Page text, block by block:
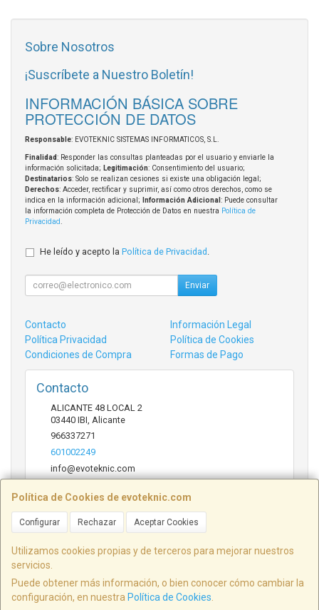
Política de Cookies de evoteknic.com
Configurar Rechazar Aceptar Cookies
Utilizamos cookies propias y de terceros para mejorar nuestros
servicios.
Puede obtener más información, o bien conocer cómo cambiar la
configuración, en nuestra Política de Cookies
Sobre Nosotros
¡Suscríbete a Nuestro Boletín!
INFORMACIÓN BÁSICA SOBRE
PROTECCIÓN DE DATOS
Responsable: EVOTEKNIC SISTEMAS INFORMATICOS, S.L.
Finalidad: Responder las consultas planteadas por el usuario y enviarle la
información solicitada; Legitimación: Consentimiento del usuario;
Destinatarios: Solo se realizan cesiones si existe una obligación legal;
Derechos: Acceder, rectificar y suprimir, así como otros derechos, como se
indica en la información adicional;
Información Adicional : Puede consultar
la información completa de Protección de Datos en nuestra Política de
Privacidad
He leído y acepto la Política de Privacidad
Enviar
Contacto
Información Legal
Política Privacidad
Política de Cookies
Condiciones de Compra
Formas de Pago
Contacto
ALICANTE 48 LOCAL 2
03440 IBI Alicante
966337271
601002249
info@evoteknic.com
Horario
ALICANTE 48 LOCAL 2, 03440, Alicante, España. - C.I.F.: B54578497 - Tfno:
601002249